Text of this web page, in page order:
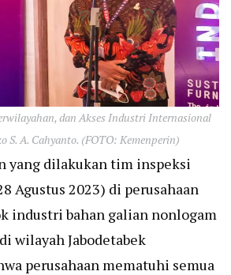
dan Akses Industri Internasional
S. A. Cahyanto. (FOTO: Kemenperin)
yang dilakukan tim inspeksi
Agustus 2023) di perusahaan
industri bahan galian nonlogam
wilayah Jabodetabek
perusahaan mematuhi semua